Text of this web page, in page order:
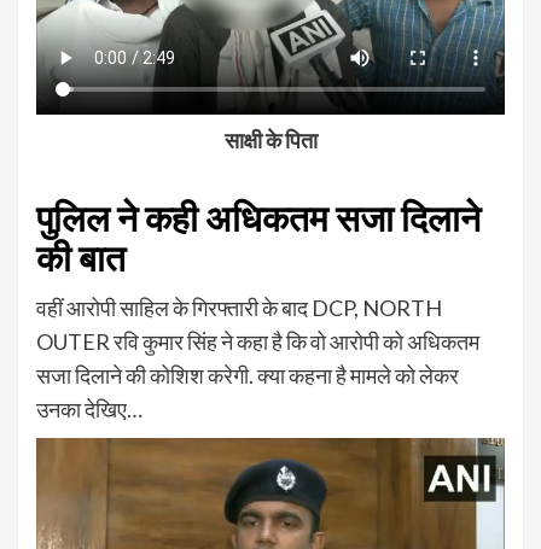
साक्षी के पिता
पुलिल ने कही अधिकतम सजा दिलाने
की बात
वहीं आरोपी साहिल के गिरफ्तारी के बाद DCP, NORTH
OUTER रवि कुमार सिंह ने कहा है कि वो आरोपी को अधिकतम
सजा दिलाने की कोशिश करेगी. क्या कहना है मामले को लेकर
उनका देखिए…